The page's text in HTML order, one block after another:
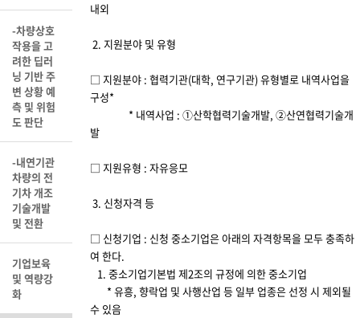
내외
2. 지원분야 및 유형
□ 지원분야 : 협력기관(대학, 연구기관) 유형별로 내역사업을
구성*
* 내역사업 : ①산학협력기술개발, ②산연협력기술개
발
□ 지원유형 : 자유응모
3. 신청자격 등
□ 신청기업 : 신청 중소기업은 아래의 자격항목을 모두 충족하
여 한다.
1. 중소기업기본법 제2조의 규정에 의한 중소기업
* 유흥, 향락업 및 사행산업 등 일부 업종은 선정 시 제외될
수 있음
-차량상호
작용을 고
려한 딥러
닝 기반 주
변 상황 예
측 및 위험
도 판단
-내연기관
차량의 전
기차 개조
기술개발
및 전환
기업보육
및 역량강
화